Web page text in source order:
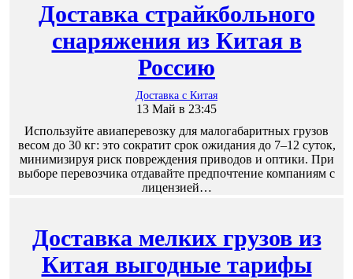
Доставка страйкбольного
снаряжения из Китая в
Россию
Доставка с Китая
13 Май в 23:45
Используйте авиаперевозку для малогабаритных грузов
весом до 30 кг: это сократит срок ожидания до 7–12 суток,
минимизируя риск повреждения приводов и оптики. При
выборе перевозчика отдавайте предпочтение компаниям с
лицензией…
Доставка мелких грузов из
Китая выгодные тарифы